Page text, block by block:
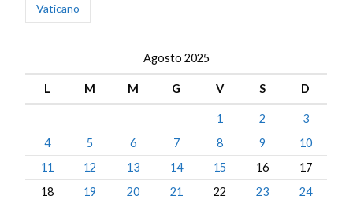
Vaticano
Agosto 2025
L M M G V S D
1 2
3
4
5 6 7 8 9
10
11
12 13 14 15 16
17
18
19 20 21 22 23
24